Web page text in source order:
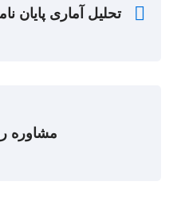
تحلیل آماری پایان
مشاوره